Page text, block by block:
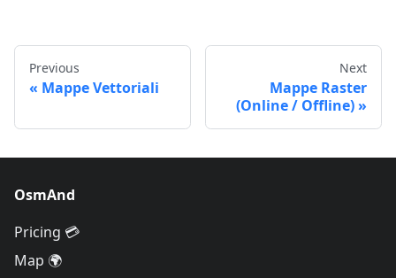
Previous
Mappe Vettoriali
Next
Mappe Raster
(Online / Offline)
OsmAnd
Pricing 💳
Map 🌍